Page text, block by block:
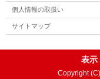
個人情報の取扱い
サイトマップ
表示
Copyright